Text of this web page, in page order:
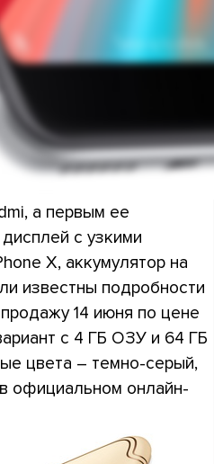
а первым ее
с узкими
X, аккумулятор на
известны подробности
14 июня по цене
с 4 ГБ ОЗУ и 64 ГБ
цвета – темно-серый,
официальном онлайн-